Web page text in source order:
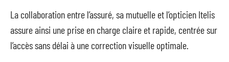
La collaboration entre l’assuré, sa mutuelle et l’opticien Itelis
assure ainsi une prise en charge claire et rapide, centrée sur
l’accès sans délai à une correction visuelle optimale.